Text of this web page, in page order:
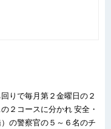
りで毎月第２金曜日の２
２コースに分かれ安全・
の警察官の５～６名のチ